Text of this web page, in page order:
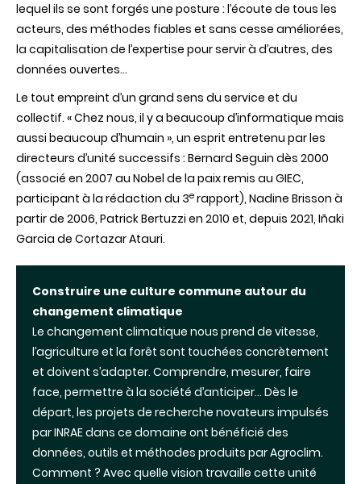
lequel ils se sont forgés une posture : l’écoute de tous les
acteurs, des méthodes fiables et sans cesse améliorées,
la capitalisation de l’expertise pour servir à d’autres, des
données ouvertes…
Le tout empreint d’un grand sens du service et du
collectif. « Chez nous, il y a beaucoup d’informatique mais
aussi beaucoup d’humain », un esprit entretenu par les
directeurs d’unité successifs : Bernard Seguin dès 2000
(associé en 2007 au Nobel de la paix remis au GIEC,
participant à la rédaction du 3e rapport), Nadine Brisson à
partir de 2006, Patrick Bertuzzi en 2010 et, depuis 2021, Iñaki
Garcia de Cortazar Atauri.
Construire une culture commune autour du
changement climatique
Le changement climatique nous prend de vitesse,
l’agriculture et la forêt sont touchées concrètement
et doivent s’adapter. Comprendre, mesurer, faire
face, permettre à la société d’anticiper… Dès le
départ, les projets de recherche novateurs impulsés
par INRAE dans ce domaine ont bénéficié des
données, outils et méthodes produits par Agroclim.
Comment ? Avec quelle vision travaille cette unité